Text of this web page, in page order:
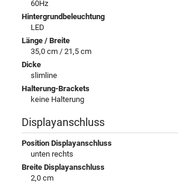
60Hz
Hintergrundbeleuchtung
LED
Länge / Breite
35,0 cm / 21,5 cm
Dicke
slimline
Halterung-Brackets
keine Halterung
Displayanschluss
Position Displayanschluss
unten rechts
Breite Displayanschluss
2,0 cm